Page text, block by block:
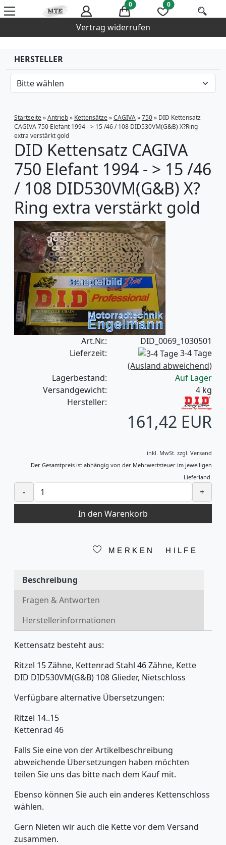
0 0
Vertrag widerrufen
HERSTELLER
Startseite»Antrieb» Kettensätze»CAGIVA»750» DID Kettensatz
CAGIVA 750 Elefant 1994 - > 15 /46 / 108 DID530VM(G&B) X?Ring
extra verstärkt gold
DID Kettensatz CAGIVA
750 Elefant 1994 - > 15 /46
/ 108 DID530VM(G&B) X?
Ring extra verstärkt gold
Art.Nr.:
DID_0069_1030501
Lieferzeit:
3-4 Tage
(Ausland abweichend)
Lagerbestand:
Auf Lager
Versandgewicht:
4 kg
Hersteller:
161,42 EUR
inkl. MwSt. zzgl. Versand
Der Gesamtpreis ist abhängig von der Mehrwertsteuer im jeweiligen
Lieferland.
-
+
In den Warenkorb
MERKEN HILFE
Beschreibung
Fragen & Antworten
Herstellerinformationen
Kettensatz besteht aus:
Ritzel 15 Zähne, Kettenrad Stahl 46 Zähne, Kette
DID DID530VM(G&B) 108 Glieder, Nietschloss
Verfügbare alternative Übersetzungen:
Ritzel 14..15
Kettenrad 46
Falls Sie eine von der Artikelbeschreibung
abweichende Übersetzungen haben möchten
teilen Sie uns das bitte nach dem Kauf mit.
Ebenso können Sie auch ein anderes Kettenschloss
wählen.
Gern Nieten wir auch die Kette vor dem Versand
zusammen.